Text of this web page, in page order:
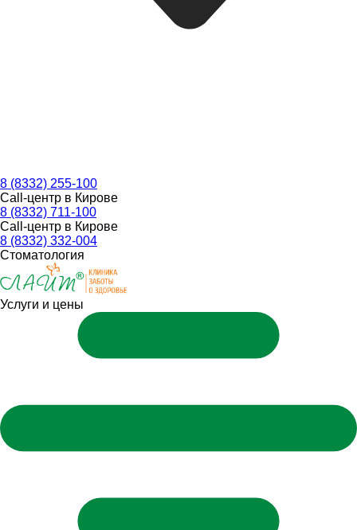
8 (8332) 255-100
Call-центр в Кирове
8 (8332) 711-100
Call-центр в Кирове
8 (8332) 332-004
Стоматология
Услуги и цены